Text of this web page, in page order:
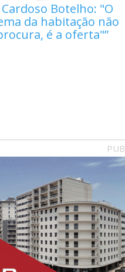
Cardoso Botelho: "O
da habitação não
é a oferta"
PUB